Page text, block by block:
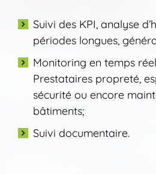
Suivi des KPI, analyse
périodes longues,
Monitoring en temps
Prestataires propreté,
sécurité ou encore
bâtiments;
Suivi documentaire.